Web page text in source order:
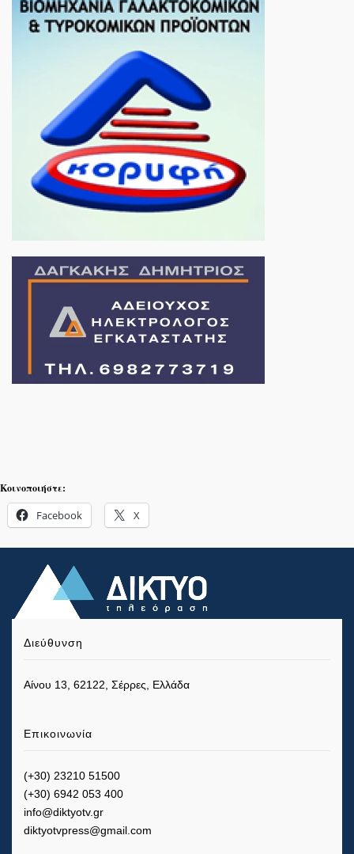
Κοινοποιήστε:
Facebook X
Διεύθυνση
Αίνου 13, 62122, Σέρρες, Ελλάδα
Επικοινωνία
(+30) 23210 51500
(+30) 6942 053 400
info@diktyotv.gr
diktyotvpress@gmail.com